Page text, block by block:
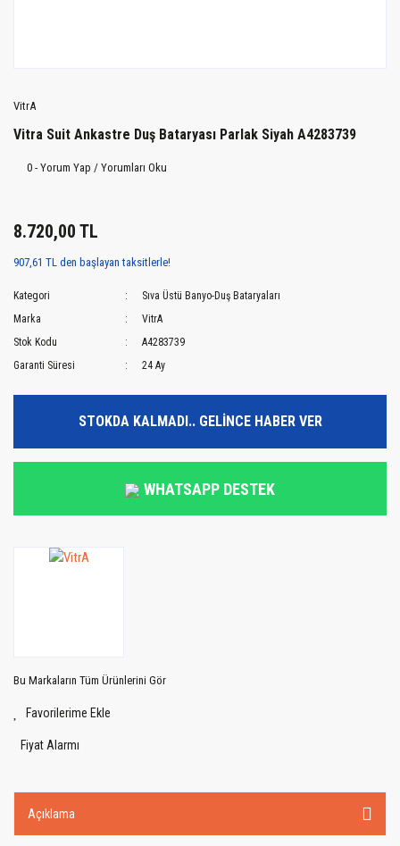
VitrA
Vitra Suit Ankastre Duş Bataryası Parlak Siyah A4283739
0 - Yorum Yap / Yorumları Oku
8.720,00 TL
907,61 TL den başlayan taksitlerle!
Kategori
Sıva Üstü Banyo-Duş Bataryaları
Marka
VitrA
Stok Kodu
A4283739
Garanti Süresi
24 Ay
STOKDA KALMADI.. GELİNCE HABER VER
WHATSAPP DESTEK
Bu Markaların Tüm Ürünlerini Gör
Fiyat Alarmı
Açıklama